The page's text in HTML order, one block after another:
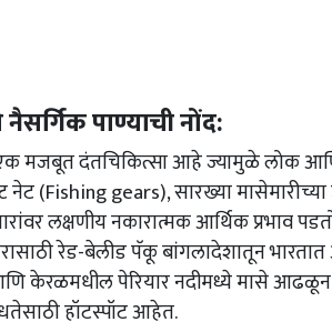
पाण्याची नोंद:
एक मजबूत दंतचिकित्सा आहे ज्यामुळे लोक
(Fishing gears), सारख्या
लक्षणीय नकारात्मक आर्थिक प्रभाव
रेड-बेलीड पॅकू बांगलादेशातून
केरळमधील पेरियार नदीमध्ये मासे आढळून
हॉटस्पॉट आहेत.